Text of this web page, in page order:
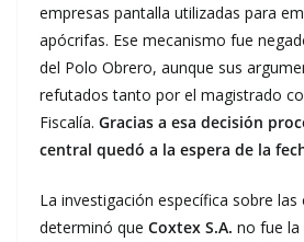
empresas pantalla utilizadas para
apócrifas. Ese mecanismo fue
del Polo Obrero, aunque sus
refutados tanto por el magistrado
Fiscalía. Gracias a esa decisión
central quedó a la espera de la
La investigación específica sobre las
determinó que Coxtex S.A. no fue la